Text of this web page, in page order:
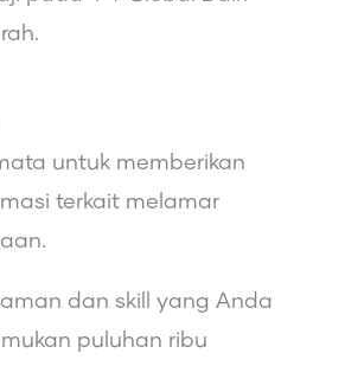
untuk memberikan
terkait melamar
dan skill yang Anda
puluhan ribu